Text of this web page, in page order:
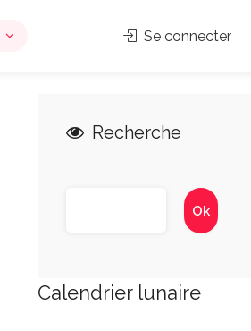
Se connecter
Recherche
Calendrier lunaire